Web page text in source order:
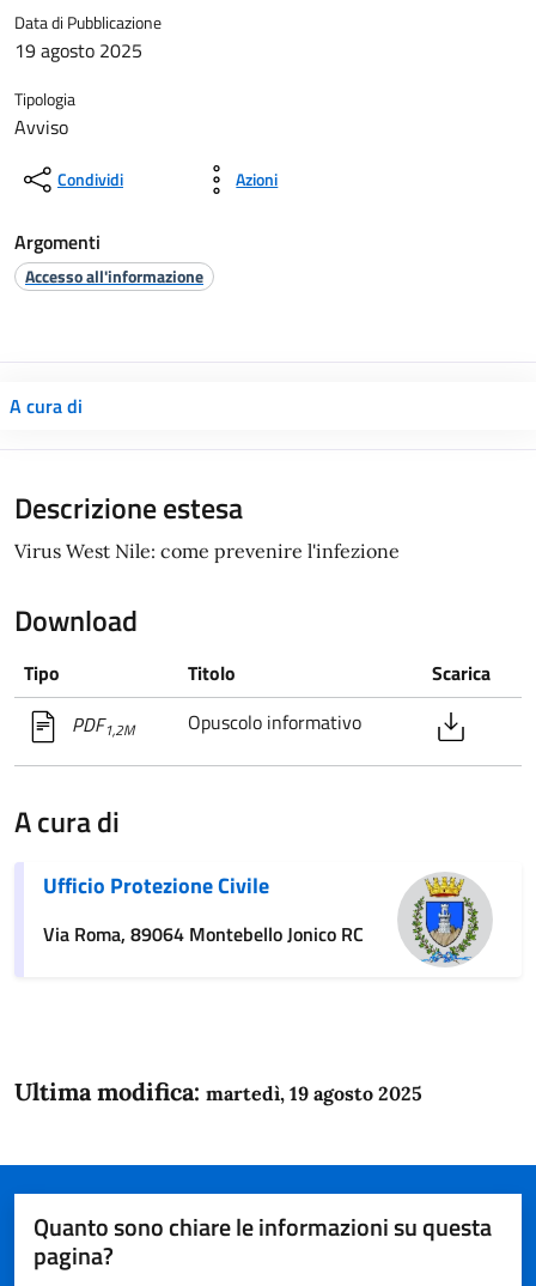
Data di Pubblicazione
19 agosto 2025
Tipologia
Avviso
Condividi Azioni
Argomenti
Accesso all'informazione
A cura di
Descrizione estesa
Virus West Nile: come prevenire l'infezione
Download
Tipo Titolo
Scarica
PDF1,2M Opuscolo informativo
A cura di
Ufficio Protezione Civile
Via Roma, 89064 Montebello Jonico RC
Ultima modifica: martedì, 19 agosto 2025
Quanto sono chiare le informazioni su questa
pagina?